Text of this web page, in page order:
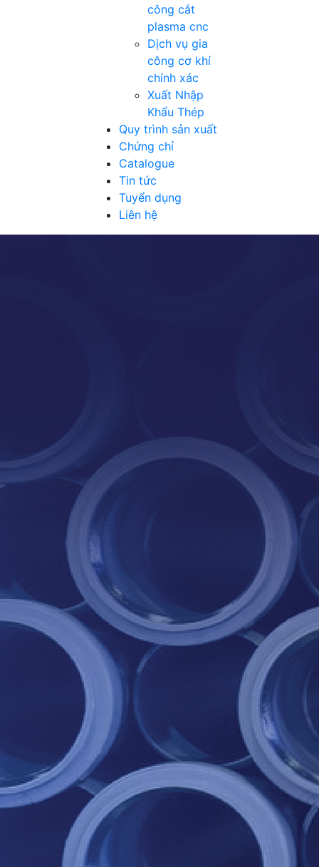
công cắt
plasma cnc
Dịch vụ gia
công cơ khí
chính xác
Xuất Nhập
Khẩu Thép
Quy trình sản xuất
Chứng chỉ
Catalogue
Tin tức
Tuyển dụng
Liên hệ